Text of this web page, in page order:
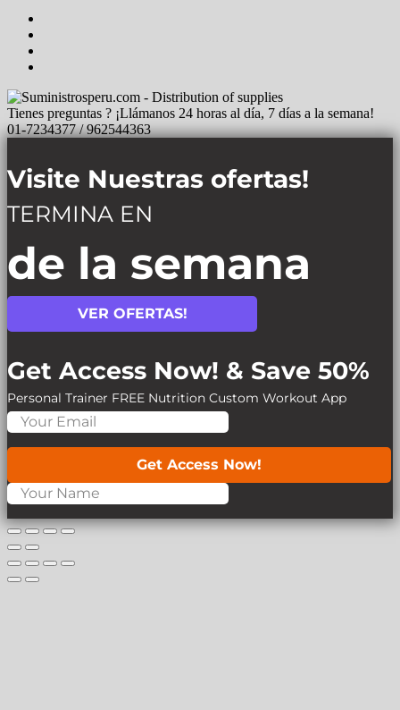
Tienes preguntas ? ¡Llámanos 24 horas al día, 7 días a la semana!
01-7234377 / 962544363
Visite Nuestras ofertas!
TERMINA EN
de la semana
VER OFERTAS!
Get Access Now! & Save 50%
Personal Trainer FREE Nutrition Custom Workout App
Get Access Now!